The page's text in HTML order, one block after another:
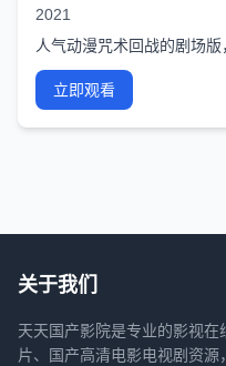
2021
人气动漫咒术回战的剧场版
立即观看
关于我们
天天国产影院是专业的影视
片、国产高清电影电视剧资源